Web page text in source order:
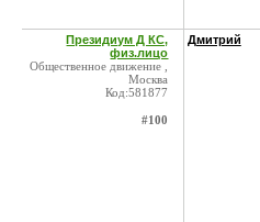
Президиум Д КС,
физ.лицо
Общественное движение ,
Москва
Код:581877
#100
Дмитрий